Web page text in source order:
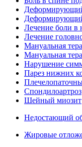
Деформирующий
Лечение боли в
Лечение
Мануальная
Мануальная
Нарушение
Парез нижних
Спондилоартроз
Шейный миозит
Недостающий
Жировые